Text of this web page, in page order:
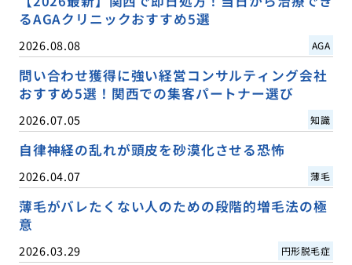
るAGAクリニックおすすめ5選
2026.08.08 AGA
問い合わせ獲得に強い経営コンサルティング会社
おすすめ5選！関西での集客パートナー選び
2026.07.05 知識
自律神経の乱れが頭皮を砂漠化させる恐怖
2026.04.07 薄毛
薄毛がバレたくない人のための段階的増毛法の極
意
2026.03.29 円形脱毛症